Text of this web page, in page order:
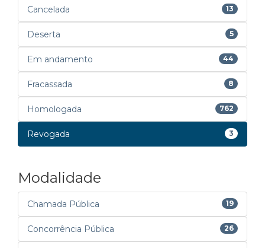
Cancelada 13
Deserta 5
Em andamento 44
Fracassada 8
Homologada 762
Revogada 3
Modalidade
Chamada Pública 19
Concorrência Pública 26